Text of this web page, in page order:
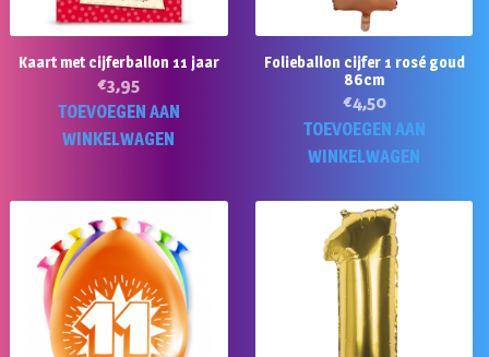
Kaart met cijferballon 11 jaar
€3,95
TOEVOEGEN AAN
WINKELWAGEN
Folieballon cijfer 1 rosé goud
86cm
€4,50
TOEVOEGEN AAN
WINKELWAGEN